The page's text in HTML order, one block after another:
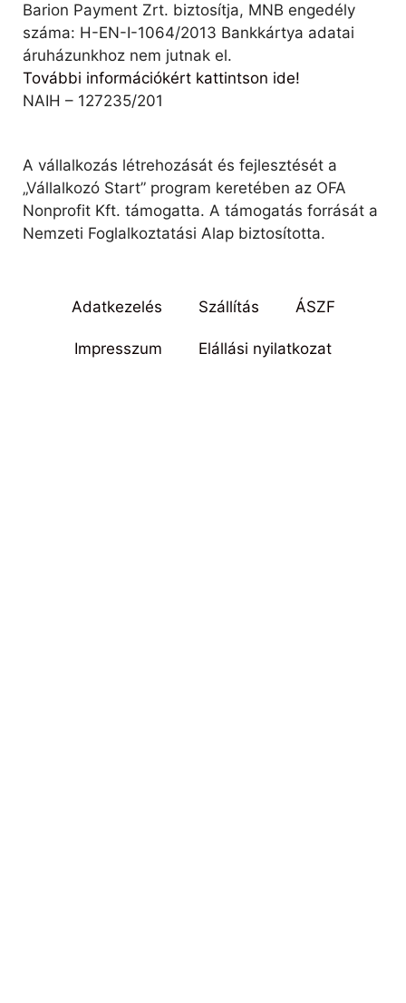
Barion Payment Zrt. biztosítja, MNB engedély
száma: H-EN-I-1064/2013 Bankkártya adatai
áruházunkhoz nem jutnak el.
További információkért kattintson ide!
NAIH – 127235/201
A vállalkozás létrehozását és fejlesztését a
„Vállalkozó Start” program keretében az OFA
Nonprofit Kft. támogatta. A támogatás forrását a
Nemzeti Foglalkoztatási Alap biztosította.
Adatkezelés Szállítás ÁSZF
Impresszum Elállási nyilatkozat